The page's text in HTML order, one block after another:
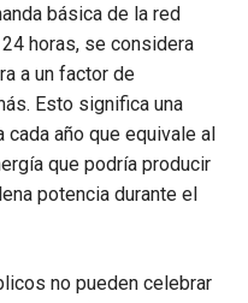
básica de la red
horas, se considera
a un factor de
Esto significa una
año que equivale al
que podría producir
potencia durante el
no pueden celebrar